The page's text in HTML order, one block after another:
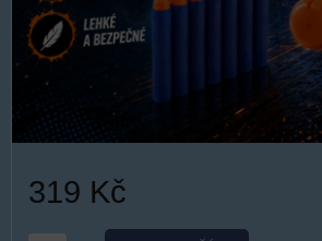
319 Kč